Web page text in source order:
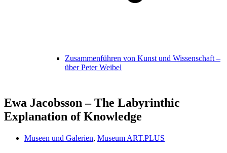
Zusammenführen von Kunst und Wissenschaft –
über Peter Weibel
Ewa Jacobsson – The Labyrinthic
Explanation of Knowledge
Museen und Galerien, Museum ART.PLUS